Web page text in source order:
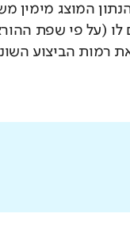
המוצג מימין
לו (על פי שפת
רמות הביצוע